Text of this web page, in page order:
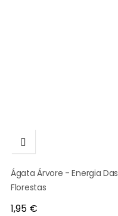

Ágata Árvore - Energia Das
Florestas
Preço
1,95 €